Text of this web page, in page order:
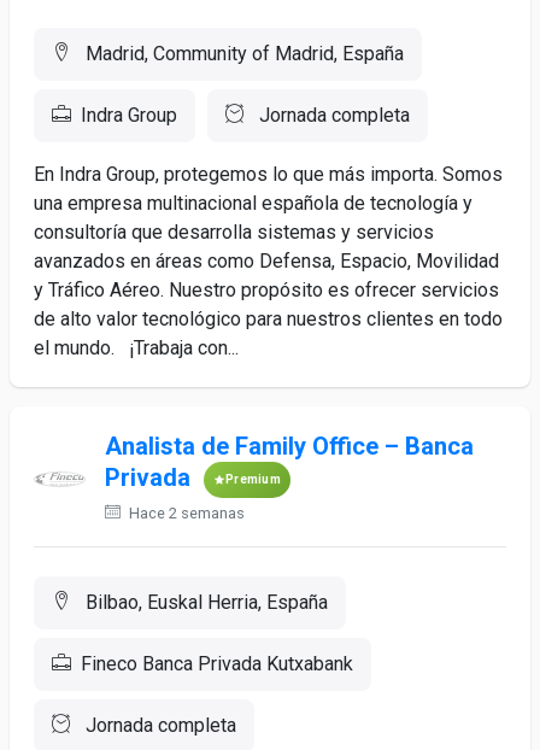
Madrid, Community of Madrid, España
Indra Group Jornada completa
En Indra Group, protegemos lo que más importa. Somos
una empresa multinacional española de tecnología y
consultoría que desarrolla sistemas y servicios
avanzados en áreas como Defensa, Espacio, Movilidad
y Tráfico Aéreo. Nuestro propósito es ofrecer servicios
de alto valor tecnológico para nuestros clientes en todo
el mundo. ¡Trabaja con...
Analista de Family Office – Banca
Privada
Premium
Hace 2 semanas
Bilbao, Euskal Herria, España
Fineco Banca Privada Kutxabank
Jornada completa